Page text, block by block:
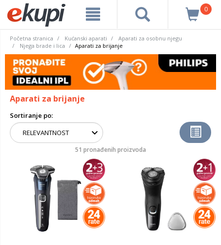
0
Početna stranica Kućanski aparati
Aparati za osobnu njegu
Njega brade i lica
Aparati za brijanje
Aparati za brijanje
Sortiranje po:
51 pronađenih proizvoda